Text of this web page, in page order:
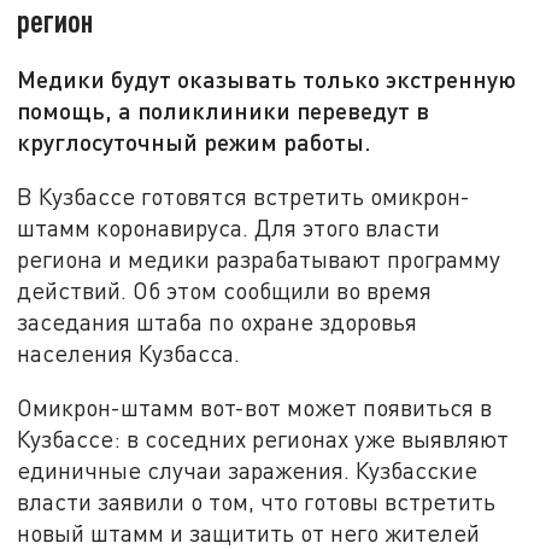
регион
Медики будут оказывать только экстренную
помощь, а поликлиники переведут в
круглосуточный режим работы.
В Кузбассе готовятся встретить омикрон-
штамм коронавируса. Для этого власти
региона и медики разрабатывают программу
действий. Об этом сообщили во время
заседания штаба по охране здоровья
населения Кузбасса.
Омикрон-штамм вот-вот может появиться в
Кузбассе: в соседних регионах уже выявляют
единичные случаи заражения. Кузбасские
власти заявили о том, что готовы встретить
новый штамм и защитить от него жителей